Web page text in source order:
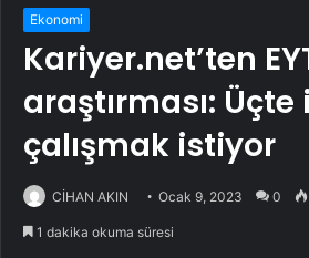
Ekonomi
Kariyer.net’ten
araştırması: Üçte
çalışmak istiyor
CİHAN AKIN Ocak 9, 2023 0
1 dakika okuma süresi